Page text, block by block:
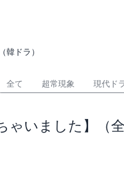
韓ドラ）
全て 超常現象 現代ド
ゃいました】（